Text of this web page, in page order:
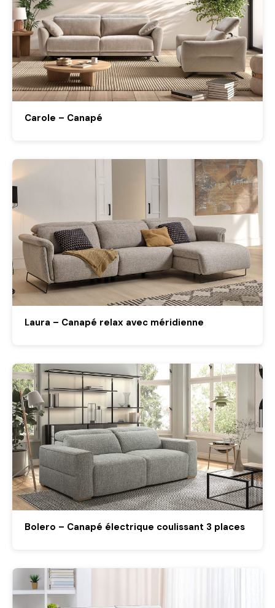
Carole – Canapé
Laura – Canapé relax avec méridienne
Bolero – Canapé électrique coulissant 3 places